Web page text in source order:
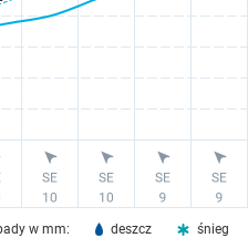
w mm: deszcz śnieg